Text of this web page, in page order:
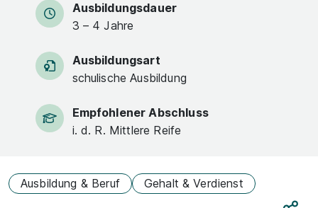
Ausbildungsdauer
3 – 4 Jahre
Ausbildungsart
schulische Ausbildung
Empfohlener Abschluss
i. d. R. Mittlere Reife
Ausbildung & Beruf Gehalt & Verdienst